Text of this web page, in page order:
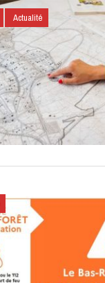
Actualité